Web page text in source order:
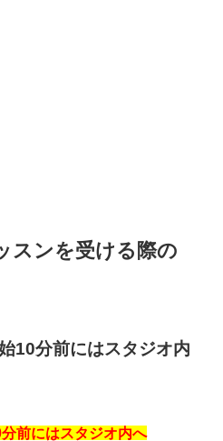
スンを受ける際の
10分前にはスタジオ内
前にはスタジオ内へ